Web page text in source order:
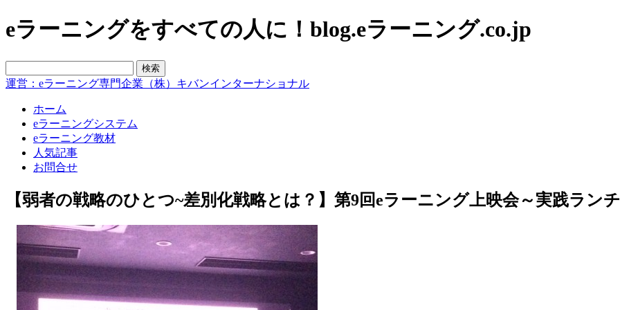
eラーニングをすべての人に！blog.eラーニング.co.jp
運営：eラーニング専門企業（株）キバンインターナショナル
ホーム
eラーニングシステム
eラーニング教材
人気記事
お問合せ
【弱者の戦略のひとつ~差別化戦略とは？】第9回eラーニング上映会～実践ラン